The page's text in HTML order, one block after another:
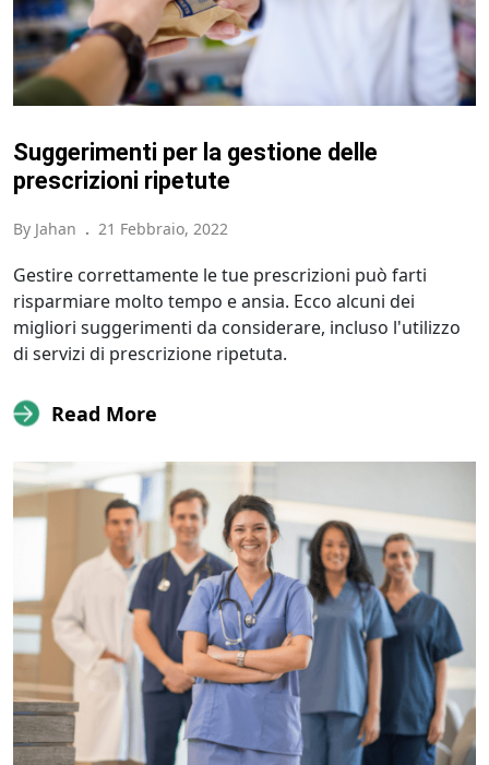
Suggerimenti per la gestione delle
prescrizioni ripetute
By Jahan . 21 Febbraio, 2022
Gestire correttamente le tue prescrizioni può farti
risparmiare molto tempo e ansia. Ecco alcuni dei
migliori suggerimenti da considerare, incluso l'utilizzo
di servizi di prescrizione ripetuta.
Read More